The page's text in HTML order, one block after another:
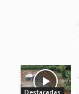
Destacadas